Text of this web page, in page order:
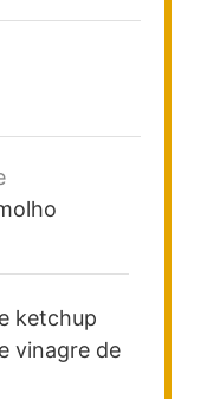
ketchup
vinagre de